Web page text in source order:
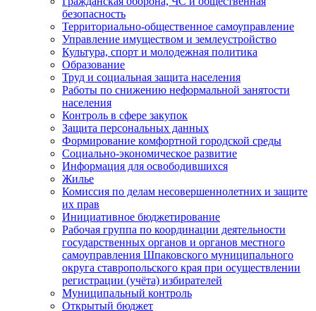
безопасность
Территориально-общественное самоуправление
Управление имуществом и землеустройство
Культура, спорт и молодежная политика
Образование
Труд и социальная защита населения
Работы по снижению неформальной занятости
населения
Контроль в сфере закупок
Защита персональных данных
Формирование комфортной городской среды
Социально-экономическое развитие
Информация для освободившихся
Жилье
Комиссия по делам несовершеннолетних и защите
их прав
Инициативное бюджетирование
Рабочая группа по координации деятельности
государственных органов и органов местного
самоуправления Шпаковского муниципального
округа ставропольского края при осуществлении
регистрации (учёта) избирателей
Муниципальный контроль
Открытый бюджет